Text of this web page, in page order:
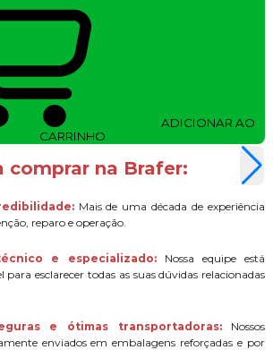
CARRINHO
comprar na Brafer:
Mais de uma década de experiência
reparo e operação.
e especializado:
Nossa equipe está
esclarecer todas as suas dúvidas relacionadas
e ótimas transportadoras:
Nossos
enviados em embalagens reforçadas e por